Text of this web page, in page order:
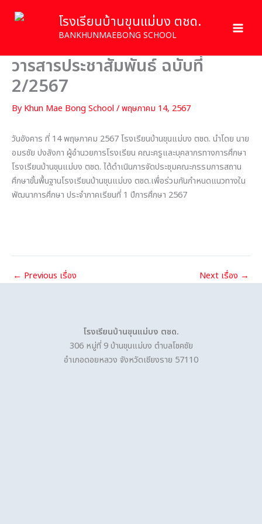
โรงเรียนบ้านขุนแม่บง ตชด.
BANKHUNMAEBONG SCHOOL
วารสารประชาสัมพันธ์ ฉบับที่
2/2567
ByKhun Mae Bong School /พฤษภาคม 14, 2567
วันอังคาร ที่ 14 พฤษภาคม 2567 โรงเรียนบ้านขุนแม่บง ตชด. นำโดย นาย
อมรชัย ปงลังกา ผู้อำนวยการโรงเรียน คณะครูและบุคลากรทางการศึกษา
โรงเรียนบ้านขุนแม่บง ตชด. ได้ดำเนินการจัดประชุมคณะกรรมการสถาน
ศึกษาขั้นพื้นฐานโรงเรียนบ้านขุนแม่บง ตชด.เพื่อร่วมกันกำหนดแนวทางใน
พัฒนาการศึกษา ประจำภาคเรียนที่ 1 ปีการศึกษา 2567
← Previous เรื่อง Next เรื่อง →
โรงเรียนบ้านขุนแม่บง ตชด.
306 หมู่ที่ 9 บ้านขุนแม่บง ตำบลโชคชัย
อำเภอดอยหลวง จังหวัดเชียงราย 57110